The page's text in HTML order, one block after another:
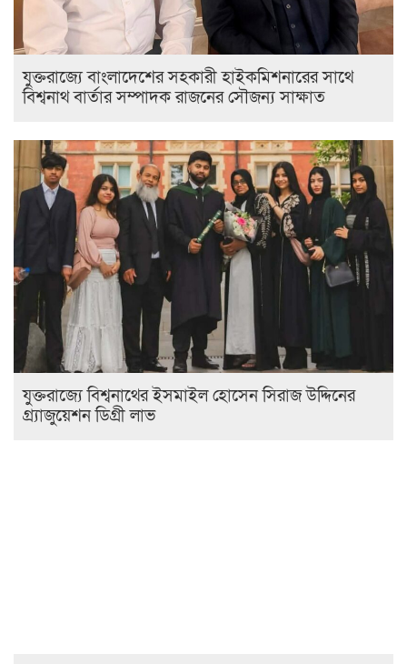
যুক্তরাজ্যে বাংলাদেশের সহকারী হাইকমিশনারের সাথে
বিশ্বনাথ বার্তার সম্পাদক রাজনের সৌজন্য সাক্ষাত
যুক্তরাজ্যে বিশ্বনাথের ইসমাইল হোসেন সিরাজ উদ্দিনের
গ্র্যাজুয়েশন ডিগ্রী লাভ